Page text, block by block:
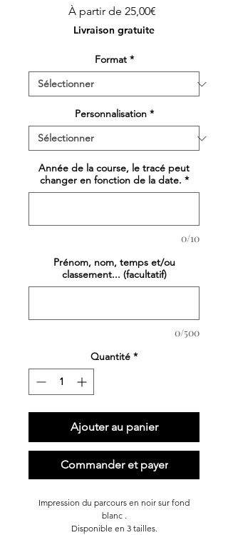
À partir de 25,00€
Livraison gratuite
Format *
Personnalisation *
Année de la course, le tracé peut
changer en fonction de la date. *
0/10
Prénom, nom, temps et/ou
classement... (facultatif)
0/500
Quantité *
Ajouter au panier
Commander et payer
Impression du parcours en noir sur fond
blanc .
Disponible en 3 tailles.